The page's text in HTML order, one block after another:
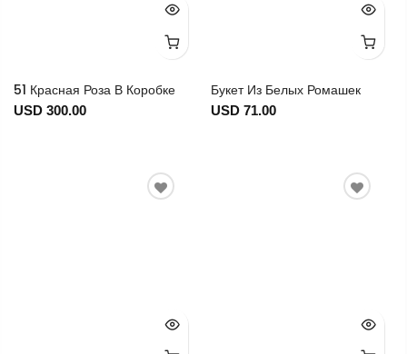
51 Красная Роза В Коробке
USD 300.00
Букет Из Белых Ромашек
USD 71.00